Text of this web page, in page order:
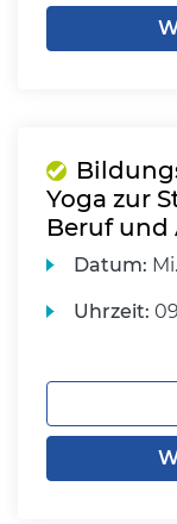
Yoga zur
Beruf und
Datum: Mi.
Uhrzeit: